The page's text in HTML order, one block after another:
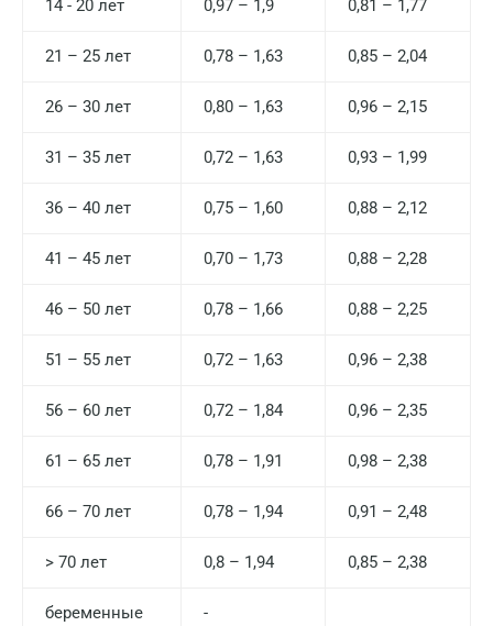
14 - 20 лет 0,97 – 1,9 0,81 – 1,77
21 – 25 лет 0,78 – 1,63 0,85 – 2,04
26 – 30 лет 0,80 – 1,63 0,96 – 2,15
31 – 35 лет 0,72 – 1,63 0,93 – 1,99
36 – 40 лет 0,75 – 1,60 0,88 – 2,12
41 – 45 лет 0,70 – 1,73 0,88 – 2,28
46 – 50 лет 0,78 – 1,66 0,88 – 2,25
51 – 55 лет 0,72 – 1,63 0,96 – 2,38
56 – 60 лет 0,72 – 1,84 0,96 – 2,35
61 – 65 лет 0,78 – 1,91 0,98 – 2,38
66 – 70 лет 0,78 – 1,94 0,91 – 2,48
> 70 лет 0,8 – 1,94 0,85 – 2,38
беременные -
Москва
Альметьевск
Апрелевка
Армавир